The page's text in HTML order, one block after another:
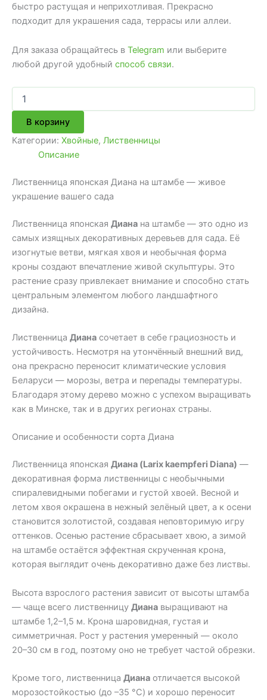
быстро растущая и неприхотливая. Прекрасно
подходит для украшения сада, террасы или аллеи.
Для заказа обращайтесь в Telegram или выберите
любой другой удобный способ связи.
товара
Лиственница
японская
"Диана"
(Diana)
В корзину
Категории: Хвойные, Лиственницы
Описание
Лиственница японская Диана на штамбе — живое
украшение вашего сада
Лиственница японская Диана на штамбе — это одно из
самых изящных декоративных деревьев для сада. Её
изогнутые ветви, мягкая хвоя и необычная форма
кроны создают впечатление живой скульптуры. Это
растение сразу привлекает внимание и способно стать
центральным элементом любого ландшафтного
дизайна.
Лиственница Диана сочетает в себе грациозность и
устойчивость. Несмотря на утончённый внешний вид,
она прекрасно переносит климатические условия
Беларуси — морозы, ветра и перепады температуры.
Благодаря этому дерево можно с успехом выращивать
как в Минске, так и в других регионах страны.
Описание и особенности сорта Диана
Лиственница японская Диана (Larix kaempferi Diana) —
декоративная форма лиственницы с необычными
спиралевидными побегами и густой хвоей. Весной и
летом хвоя окрашена в нежный зелёный цвет, а к осени
становится золотистой, создавая неповторимую игру
оттенков. Осенью растение сбрасывает хвою, а зимой
на штамбе остаётся эффектная скрученная крона,
которая выглядит очень декоративно даже без листвы.
Высота взрослого растения зависит от высоты штамба
— чаще всего лиственницу Диана выращивают на
штамбе 1,2–1,5 м. Крона шаровидная, густая и
симметричная. Рост у растения умеренный — около
20–30 см в год, поэтому оно не требует частой обрезки.
Кроме того, лиственница Диана отличается высокой
морозостойкостью (до –35 °C) и хорошо переносит